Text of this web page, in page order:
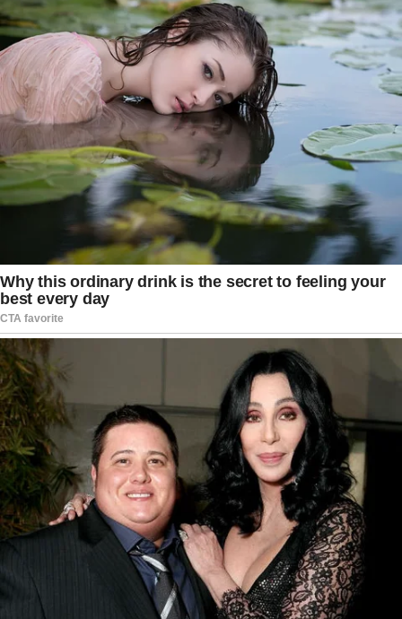
das crianças sejam plenamente preservados
durante todo o processo de investigação.
As imagens registradas pelas câmeras de
monitoramento se tornaram um dos principais
elementos da apuração conduzida pela Polícia
Civil. Os registros permitem aos investigadores
reconstruir a sequência dos acontecimentos e
servem como importante material para análise
técnica do caso. Paralelamente, outras
informações continuam sendo levantadas por
meio de depoimentos e diligências realizadas
pelas equipes policiais. As autoridades reforçam
que todas as etapas da investigação serão
conduzidas com atenção especial por envolver
crianças pequenas, respeitando os protocolos
previstos para situações dessa natureza e
priorizando sempre a proteção dos menores.
O caso também reacendeu o debate sobre a
importância da denúncia em situações que
envolvam possíveis episódios de violência contra